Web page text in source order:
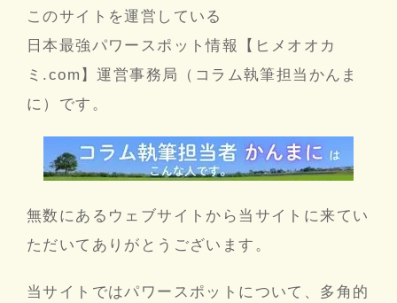
このサイトを運営している
日本最強パワースポット情報【ヒメオオカ
ミ.com】運営事務局（コラム執筆担当かんま
に）です。
無数にあるウェブサイトから当サイトに来てい
ただいてありがとうございます。
当サイトではパワースポットについて、多角的